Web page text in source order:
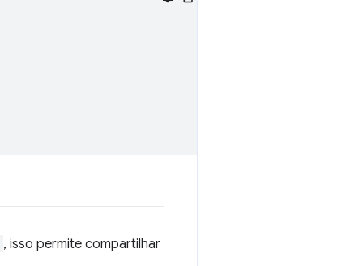
, isso permite compartilhar